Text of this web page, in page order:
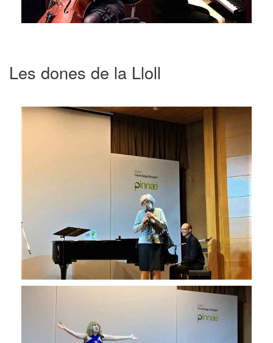
Les dones de la Lloll